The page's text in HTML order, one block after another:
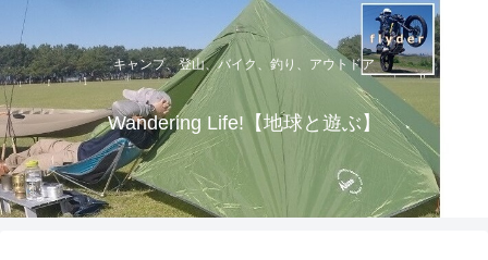
キャンプ、登山、バイク、釣り、アウトドア
Wandering Life!【地球と遊ぶ】